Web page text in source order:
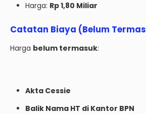
Harga: Rp 1,80 Miliar
Catatan Biaya (Belum
Harga belum termasuk:
Akta Cessie
Balik Nama HT di Kantor BPN